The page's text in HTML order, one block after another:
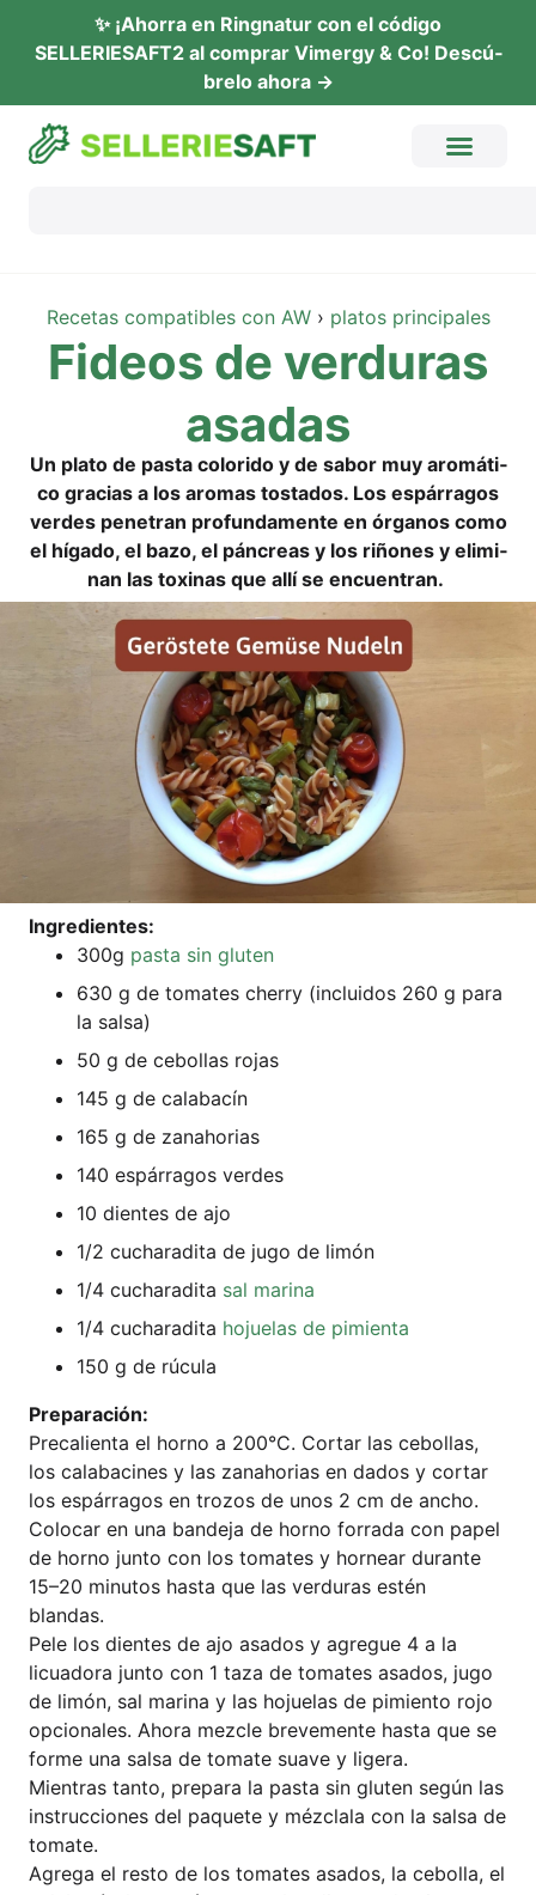
✨ ¡Ahor­ra en Ring­na­tur con el códi­go
SELLERIESAFT2 al com­prar Vimer­gy & Co! Descú­
b­re­lo ahora →
Rece­tas com­pa­ti­bles con AW› pla­tos principales
Fide­os de ver­du­ras
asadas
Un pla­to de pas­ta colo­ri­do y de sab­or muy aromá­ti­
co gra­ci­as a los aro­mas tosta­dos. Los espár­ra­gos
ver­des pene­tran pro­fun­da­men­te en órga­nos como
el híga­do, el bazo, el pán­cre­as y los riño­nes y eli­mi­
nan las toxi­nas que allí se encuentran.
Ingre­di­en­tes:
300g pas­ta sin gluten
630 g de toma­tes cher­ry (inclui­dos 260 g para
la salsa)
50 g de cebol­las rojas
145 g de calabacín
165 g de zanahorias
140 espár­ra­gos verdes
10 dien­tes de ajo
1/2 cucha­ra­di­ta de jugo de limón
1/4 cucha­ra­di­ta sal mari­na
1/4 cucha­ra­di­ta hojue­las de pimienta
150 g de rúcula
Pre­pa­ra­ción:
Pre­ca­li­en­ta el hor­no a 200°C. Cort­ar las cebol­las,
los cala­ba­ci­n­es y las zan­a­ho­ri­as en dados y cort­ar
los espár­ra­gos en tro­zos de unos 2 cm de ancho.
Colo­car en una ban­de­ja de hor­no for­ra­da con papel
de hor­no jun­to con los toma­tes y hor­ne­ar duran­te
15–20 minu­tos has­ta que las ver­du­ras estén
blandas.
Pele los dien­tes de ajo asa­dos y agre­gue 4 a la
licua­do­ra jun­to con 1 taza de toma­tes asa­dos, jugo
de limón, sal mari­na y las hojue­las de pimi­en­to rojo
opcio­na­les. Aho­ra mez­cle bre­ve­men­te has­ta que se
for­me una sal­sa de toma­te sua­ve y ligera.
Mien­tras tan­to, pre­pa­ra la pas­ta sin glu­ten según las
ins­truc­cio­nes del paquete y méz­c­la­la con la sal­sa de
tomate.
Agre­ga el res­to de los toma­tes asa­dos, la cebol­la, el